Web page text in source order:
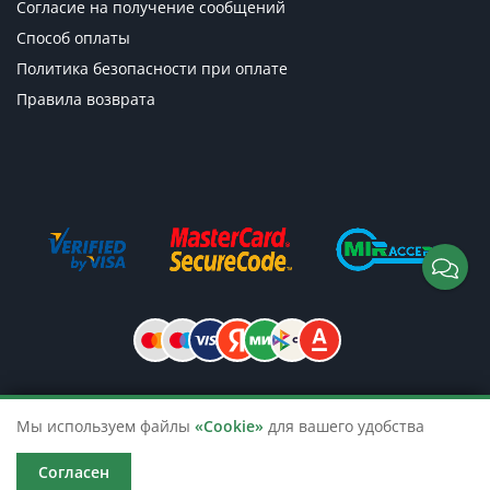
Согласие на получение сообщений
Способ оплаты
Политика безопасности при оплате
Правила возврата
© 2026 TicketsTour. Продажа водных
и автобусных экскурсий по России
Мы используем файлы «Cookie» для вашего удобства
Согласен